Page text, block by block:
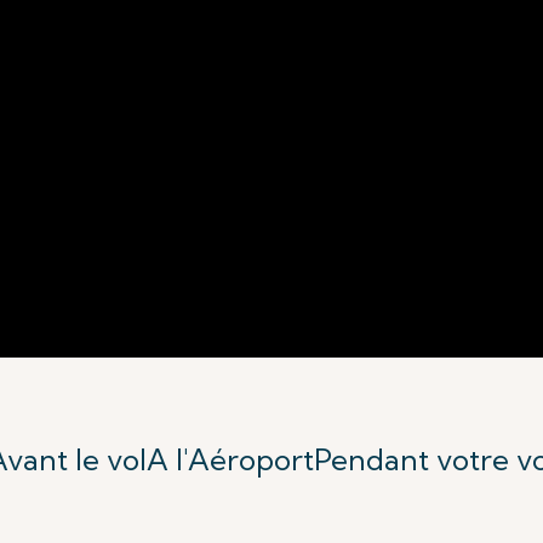
le volA l'AéroportPendant votre